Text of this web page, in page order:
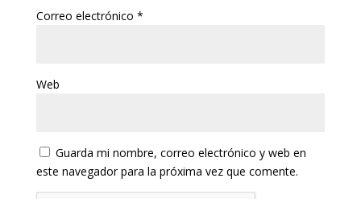
Correo electrónico *
Web
Guarda mi nombre, correo electrónico y web en
este navegador para la próxima vez que comente.